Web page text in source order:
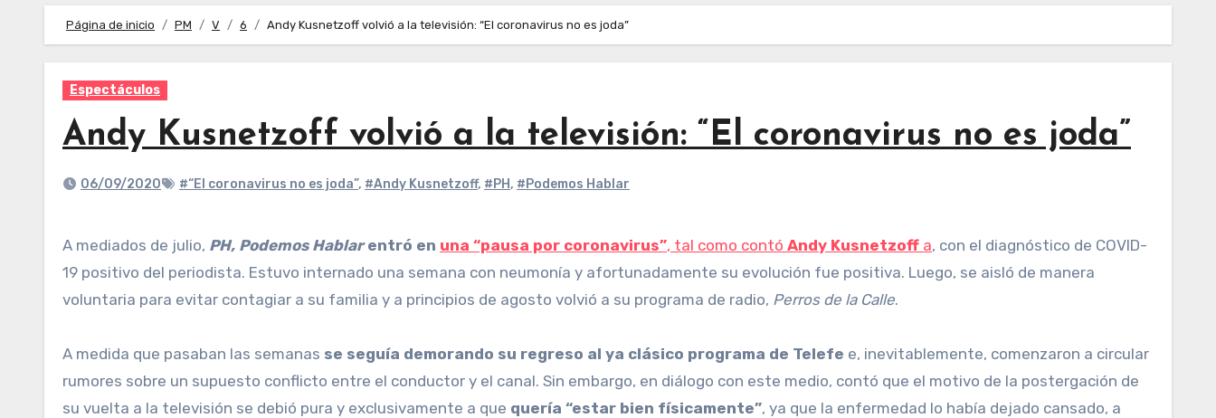
Página de inicio PM V 6 Andy Kusnetzoff volvió a la televisión: “El coronavirus no es joda”
Espectáculos
Andy Kusnetzoff volvió a la televisión: “El coronavirus no es joda”
06/09/2020 #“El coronavirus no es joda”, #Andy Kusnetzoff, #PH, #Podemos Hablar
A mediados de julio, PH, Podemos Hablarentró en una “pausa por coronavirus”, tal como contó Andy Kusnetzoff a, con el diagnóstico de COVID-
19 positivo del periodista. Estuvo internado una semana con neumonía y afortunadamente su evolución fue positiva. Luego, se aisló de manera
voluntaria para evitar contagiar a su familia y a principios de agosto volvió a su programa de radio, Perros de la Calle.
A medida que pasaban las semanas se seguía demorando su regreso al ya clásico programa de Telefe e, inevitablemente, comenzaron a circular
rumores sobre un supuesto conflicto entre el conductor y el canal. Sin embargo, en diálogo con este medio, contó que el motivo de la postergación de
su vuelta a la televisión se debió pura y exclusivamente a que quería “estar bien físicamente”, ya que la enfermedad lo había dejado cansado, a